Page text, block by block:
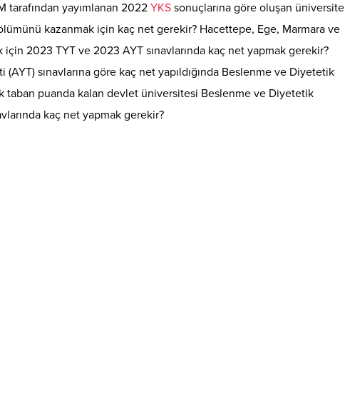
yayımlanan 2022 YKS sonuçlarına göre oluşan üniversite
kazanmak için kaç net gerekir? Hacettepe, Ege, Marmara ve
2023 TYT ve 2023 AYT sınavlarında kaç net yapmak gerekir?
sınavlarına göre kaç net yapıldığında Beslenme ve Diyetetik
taban puanda kalan devlet üniversitesi Beslenme ve Diyetetik
kaç net yapmak gerekir?